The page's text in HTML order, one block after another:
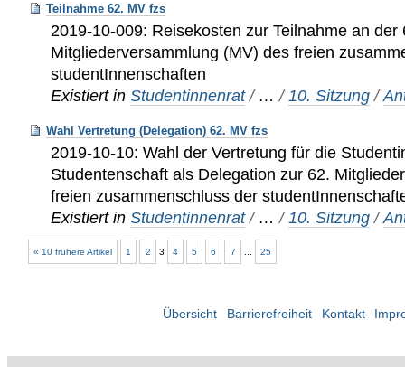
Teilnahme 62. MV fzs
2019-10-009: Reisekosten zur Teilnahme an der
Mitgliederversammlung (MV) des freien
studentInnenschaften
Existiert in Studentinnenrat / …/ 10. Sitzung /
Wahl Vertretung (Delegation) 62. MV fzs
2019-10-10: Wahl der Vertretung für die
Studentenschaft als Delegation zur 62.
freien zusammenschluss der
Existiert in Studentinnenrat / …/ 10. Sitzung /
« 10 frühere Artikel 1 2 3 4 5 6 7 25
Übersicht Barrierefreiheit Kontakt